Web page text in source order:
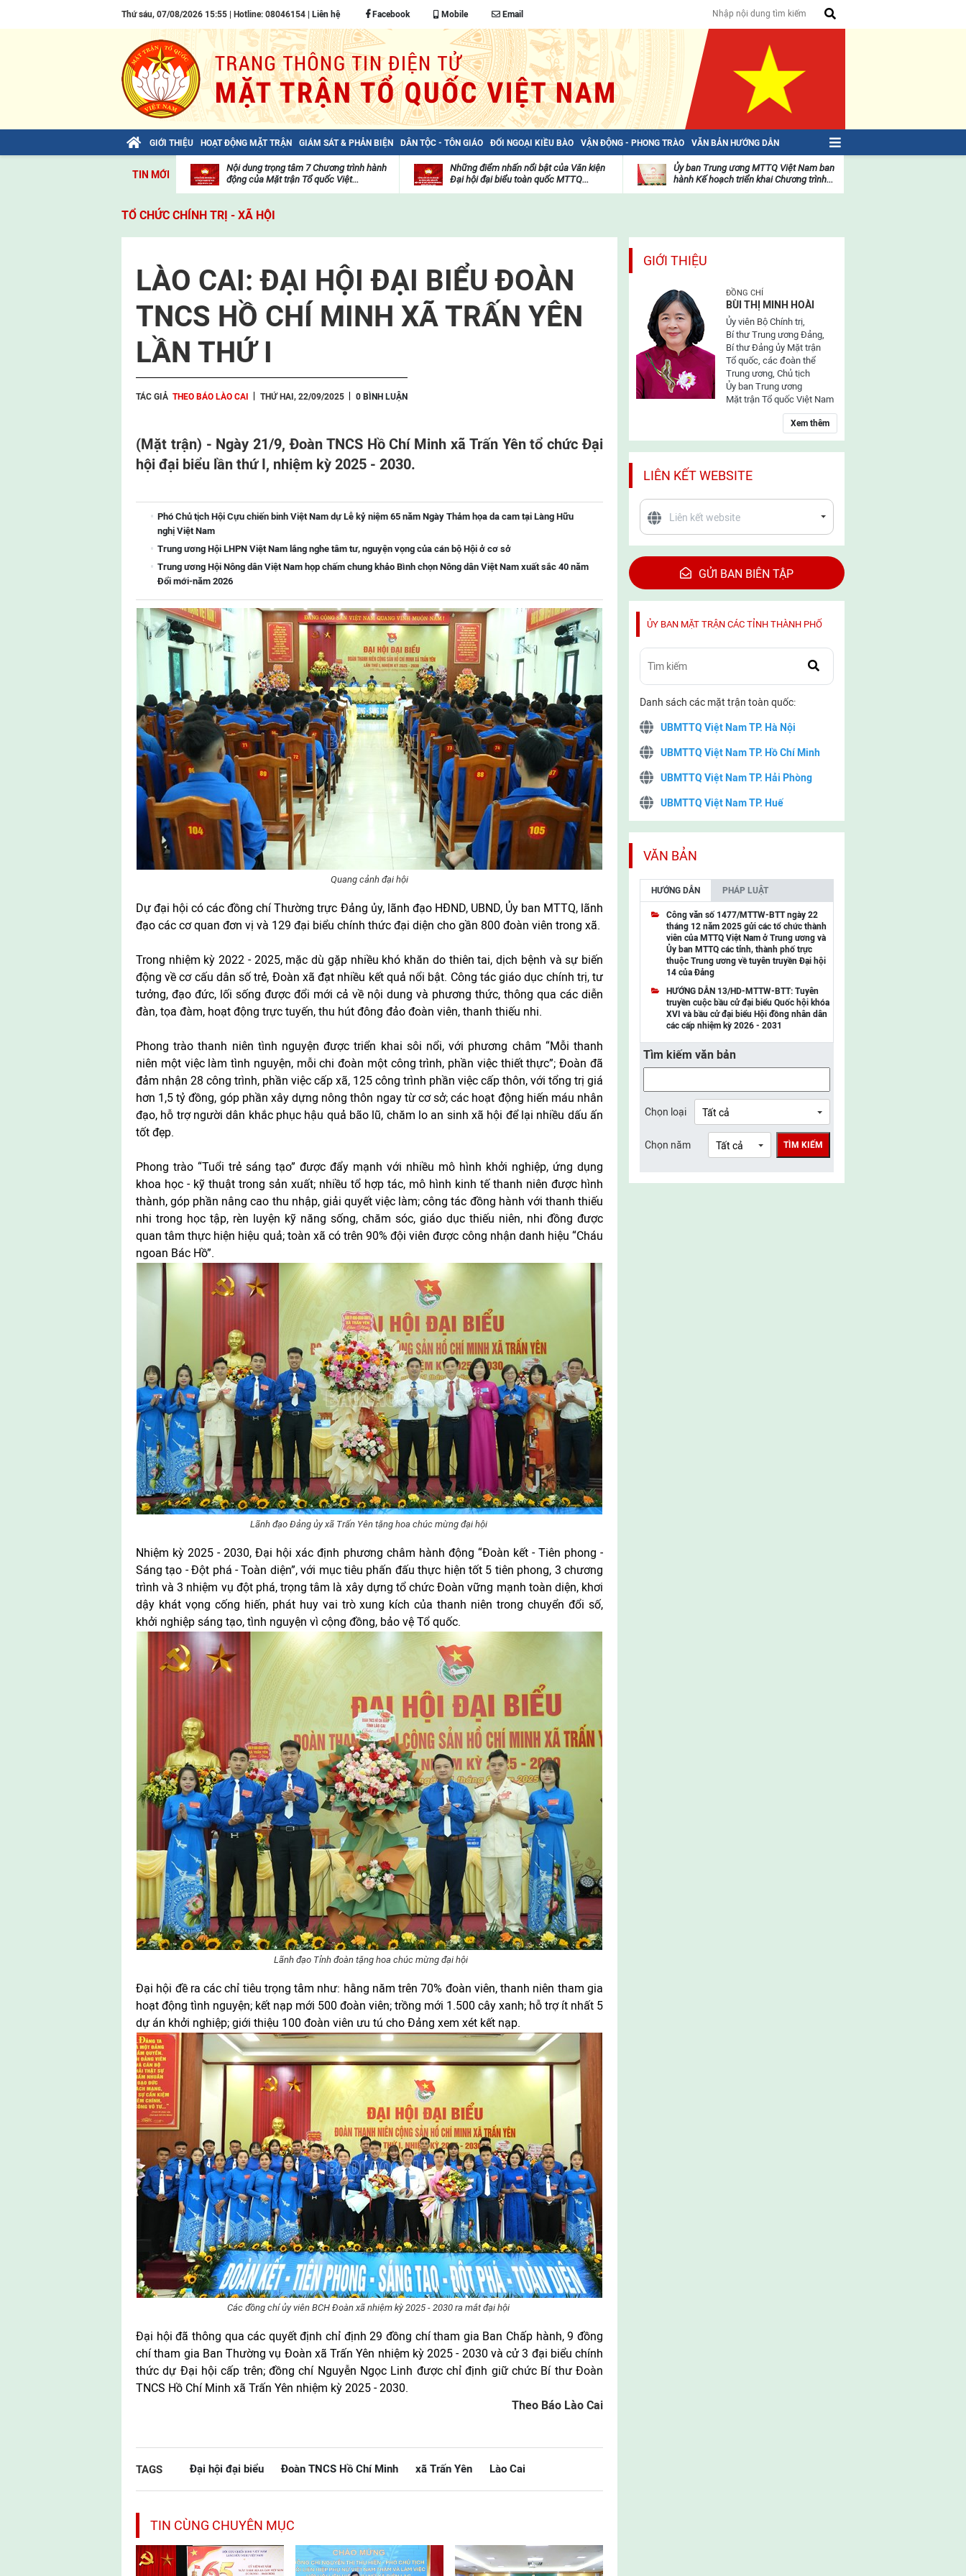
Thứ sáu, 07/08/2026 15:55 | Hotline: 08046154 | Liên hệ Facebook Mobile Email
GIỚI THIỆU HOẠT ĐỘNG MẶT TRẬN GIÁM SÁT & PHẢN BIỆN DÂN TỘC - TÔN GIÁO ĐỐI NGOẠI KIỀU BÀO VẬN ĐỘNG - PHONG TRÀO VĂN BẢN HƯỚNG DẪN
TIN MỚI
Bài viết của Tổng Bí thư Tô Lâm: TIẾN
viện
Nội dung trọng tâm 7 Chương trình hành
động của Mặt trận Tổ quốc Việt...
Những điểm nhấn nổi bật của Văn kiện
Đại hội đại biểu toàn quốc MTTQ...
mặt
trận
Ủy ban Trung ương MTTQ Việt Nam ban
hành Kế hoạch triển khai Chương trình...
TỔ CHỨC CHÍNH TRỊ - XÃ HỘI
LÀO CAI: ĐẠI HỘI ĐẠI BIỂU ĐOÀN
TNCS HỒ CHÍ MINH XÃ TRẤN YÊN
LẦN THỨ I
TÁC GIẢ THEO BÁO LÀO CAI THỨ HAI, 22/09/2025 0 BÌNH LUẬN
(Mặt trận) - Ngày 21/9, Đoàn TNCS Hồ Chí Minh xã Trấn Yên tổ chức Đại
hội đại biểu lần thứ I, nhiệm kỳ 2025 - 2030.
Phó Chủ tịch Hội Cựu chiến binh Việt Nam dự Lễ kỷ niệm 65 năm Ngày Thảm họa da cam tại Làng Hữu
nghị Việt Nam
Trung ương Hội LHPN Việt Nam lắng nghe tâm tư, nguyện vọng của cán bộ Hội ở cơ sở
Trung ương Hội Nông dân Việt Nam họp chấm chung khảo Bình chọn Nông dân Việt Nam xuất sắc 40 năm
Đổi mới-năm 2026
Quang cảnh đại hội
Dự đại hội có các đồng chí Thường trực Đảng ủy, lãnh đạo HĐND, UBND, Ủy ban MTTQ, lãnh
đạo các cơ quan đơn vị và 129 đại biểu chính thức đại diện cho gần 800 đoàn viên trong xã.
Trong nhiệm kỳ 2022 - 2025, mặc dù gặp nhiều khó khăn do thiên tai, dịch bệnh và sự biến
động về cơ cấu dân số trẻ, Đoàn xã đạt nhiều kết quả nổi bật. Công tác giáo dục chính trị, tư
tưởng, đạo đức, lối sống được đổi mới cả về nội dung và phương thức, thông qua các diễn
đàn, tọa đàm, hoạt động trực tuyến, thu hút đông đảo đoàn viên, thanh thiếu nhi.
Phong trào thanh niên tình nguyện được triển khai sôi nổi, với phương châm “Mỗi thanh
niên một việc làm tình nguyện, mỗi chi đoàn một công trình, phần việc thiết thực”; Đoàn đã
đảm nhận 28 công trình, phần việc cấp xã, 125 công trình phần việc cấp thôn, với tổng trị giá
hơn 1,5 tỷ đồng, góp phần xây dựng nông thôn ngay từ cơ sở; các hoạt động hiến máu nhân
đạo, hỗ trợ người dân khắc phục hậu quả bão lũ, chăm lo an sinh xã hội để lại nhiều dấu ấn
tốt đẹp.
Phong trào “Tuổi trẻ sáng tạo” được đẩy mạnh với nhiều mô hình khởi nghiệp, ứng dụng
khoa học - kỹ thuật trong sản xuất; nhiều tổ hợp tác, mô hình kinh tế thanh niên được hình
thành, góp phần nâng cao thu nhập, giải quyết việc làm; công tác đồng hành với thanh thiếu
nhi trong học tập, rèn luyện kỹ năng sống, chăm sóc, giáo dục thiếu niên, nhi đồng được
quan tâm thực hiện hiệu quả; toàn xã có trên 90% đội viên được công nhận danh hiệu “Cháu
ngoan Bác Hồ”.
Lãnh đạo Đảng ủy xã Trấn Yên tặng hoa chúc mừng đại hội
Nhiệm kỳ 2025 - 2030, Đại hội xác định phương châm hành động “Đoàn kết - Tiên phong -
Sáng tạo - Đột phá - Toàn diện”, với mục tiêu phấn đấu thực hiện tốt 5 tiên phong, 3 chương
trình và 3 nhiệm vụ đột phá, trọng tâm là xây dựng tổ chức Đoàn vững mạnh toàn diện, khơi
dậy khát vọng cống hiến, phát huy vai trò xung kích của thanh niên trong chuyển đổi số,
khởi nghiệp sáng tạo, tình nguyện vì cộng đồng, bảo vệ Tổ quốc.
Lãnh đạo Tỉnh đoàn tặng hoa chúc mừng đại hội
Đại hội đề ra các chỉ tiêu trọng tâm như: hằng năm trên 70% đoàn viên, thanh niên tham gia
hoạt động tình nguyện; kết nạp mới 500 đoàn viên; trồng mới 1.500 cây xanh; hỗ trợ ít nhất 5
dự án khởi nghiệp; giới thiệu 100 đoàn viên ưu tú cho Đảng xem xét kết nạp.
Các đồng chí ủy viên BCH Đoàn xã nhiệm kỳ 2025 - 2030 ra mắt đại hội
Đại hội đã thông qua các quyết định chỉ định 29 đồng chí tham gia Ban Chấp hành, 9 đồng
chí tham gia Ban Thường vụ Đoàn xã Trấn Yên nhiệm kỳ 2025 - 2030 và cử 3 đại biểu chính
thức dự Đại hội cấp trên; đồng chí Nguyễn Ngọc Linh được chỉ định giữ chức Bí thư Đoàn
TNCS Hồ Chí Minh xã Trấn Yên nhiệm kỳ 2025 - 2030.
Theo Báo Lào Cai
TAGS Đại hội đại biểu Đoàn TNCS Hồ Chí Minh xã Trấn Yên Lào Cai
TIN CÙNG CHUYÊN MỤC
GIỚI THIỆU
ĐỒNG CHÍ
BÙI THỊ MINH HOÀI
Ủy viên Bộ Chính trị,
Bí thư Trung ương Đảng,
Bí thư Đảng ủy Mặt trận
Tổ quốc, các đoàn thể
Trung ương, Chủ tịch
Ủy ban Trung ương
Mặt trận Tổ quốc Việt Nam
Xem thêm
LIÊN KẾT WEBSITE
GỬI BAN BIÊN TẬP
ỦY BAN MẶT TRẬN CÁC TỈNH THÀNH PHỐ
Danh sách các mặt trận toàn quốc:
UBMTTQ Việt Nam TP. Hà Nội
UBMTTQ Việt Nam TP. Hồ Chí Minh
UBMTTQ Việt Nam TP. Hải Phòng
UBMTTQ Việt Nam TP. Huế
UBMTTQ Việt Nam TP. Cần Thơ
UBMTTQ Việt Nam tỉnh Quảng Ninh
UBMTTQ Việt Nam tỉnh Cao Bằng
UBMTTQ Việt Nam tỉnh Lạng Sơn
UBMTTQ Việt Nam tỉnh Lai Châu
UBMTTQ Việt Nam tỉnh Điện Biên
UBMTTQ Việt Nam tỉnh Sơn La
UBMTTQ Việt Nam tỉnh Thanh Hóa
UBMTTQ Việt Nam tỉnh Nghệ An
UBMTTQ Việt Nam tỉnh Lào Cai
UBMTTQ Việt Nam tỉnh Thái Nguyên
VĂN BẢN
HƯỚNG DẪN PHÁP LUẬT
Công văn số 1477/MTTW-BTT ngày 22
tháng 12 năm 2025 gửi các tổ chức thành
viên của MTTQ Việt Nam ở Trung ương và
Ủy ban MTTQ các tỉnh, thành phố trực
thuộc Trung ương về tuyên truyền Đại hội
14 của Đảng
HƯỚNG DẪN 13/HD-MTTW-BTT: Tuyên
truyền cuộc bầu cử đại biểu Quốc hội khóa
XVI và bầu cử đại biểu Hội đồng nhân dân
các cấp nhiệm kỳ 2026 - 2031
Tìm kiếm văn bản
Chọn loại
Chọn năm TÌM KIẾM